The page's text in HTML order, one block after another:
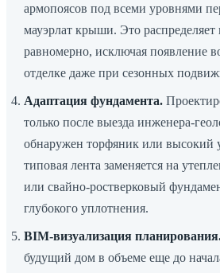
армопоясов под всеми уровнями
мауэрлат крыши. Это распределяет
равномерно, исключая появление
отделке даже при сезонных
Адаптация фундамента.
только после выезда инженера-
обнаружен торфяник или высокий
типовая лента заменяется на
или свайно-ростверковый
глубокого уплотнения.
BIM-визуализация
будущий дом в объеме еще до